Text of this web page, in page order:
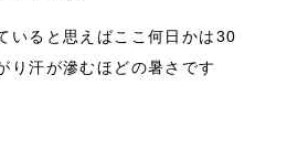
いると思えばここ何日かは30
り汗が滲むほどの暑さです